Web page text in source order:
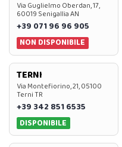
Via Guglielmo Oberdan, 17,
60019 Senigallia AN
+39 071 96 96 905
NON DISPONIBILE
TERNI
Via Montefiorino, 21, 05100
Terni TR
+39 342 851 6535
DISPONIBILE